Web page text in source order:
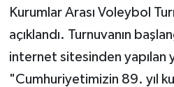
Kurumlar Arası Voleybol
açıklandı. Turnuvanın
internet sitesinden yapılan
"Cumhuriyetimizin 89. yıl
YEREL